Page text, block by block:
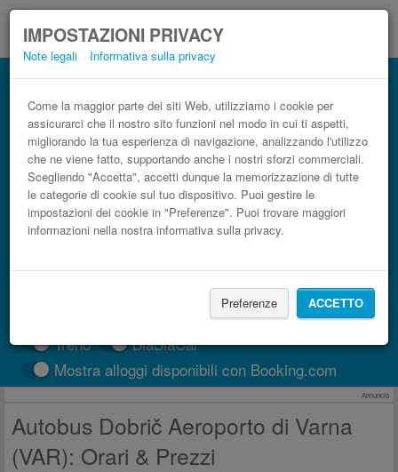
IMPOSTAZIONI PRIVACY
Note legali Informativa sulla privacy
Come la maggior parte dei siti Web, utilizziamo i cookie per
assicurarci che il nostro sito funzioni nel modo in cui ti aspetti,
migliorando la tua esperienza di navigazione, analizzando l'utilizzo
che ne viene fatto, supportando anche i nostri sforzi commerciali.
Scegliendo "Accetta", accetti dunque la memorizzazione di tutte
le categorie di cookie sul tuo dispositivo. Puoi gestire le
impostazioni dei cookie in "Preferenze". Puoi trovare maggiori
informazioni nella nostra informativa sulla privacy.
Preferenze ACCETTO
Autobus Aeroporto di Varna (VAR) Dobrič
low cost
Prenota il biglietto del pullman più economico
CERCA LE CORSE
Treno
BlaBlaCar
Mostra alloggi disponibili con Booking.com
Annuncio
Autobus Dobrič Aeroporto di Varna
(VAR): Orari & Prezzi